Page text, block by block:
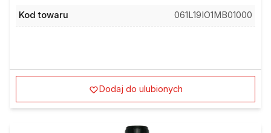
Kod towaru
061L19IO1MB01000
Dodaj do ulubionych